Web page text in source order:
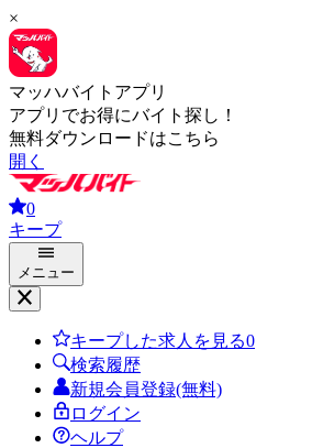
×
マッハバイトアプリ
アプリでお得にバイト探し！
無料ダウンロードはこちら
開く
0
キープ
メニュー
キープした求人を見る0
検索履歴
新規会員登録(無料)
ログイン
ヘルプ